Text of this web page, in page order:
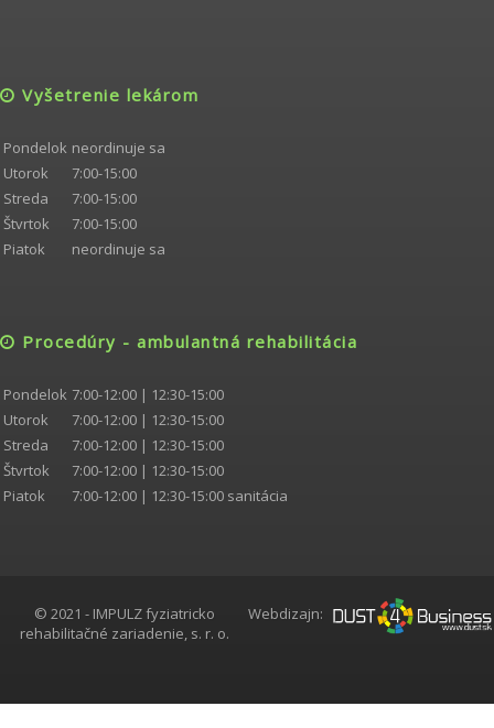
Vyšetrenie lekárom
Pondelok neordinuje sa
Utorok
7:00-15:00
Streda
7:00-15:00
Štvrtok
7:00-15:00
Piatok
neordinuje sa
Procedúry - ambulantná rehabilitácia
Pondelok 7:00-12:00 | 12:30-15:00
Utorok
7:00-12:00 | 12:30-15:00
Streda
7:00-12:00 | 12:30-15:00
Štvrtok
7:00-12:00 | 12:30-15:00
Piatok
7:00-12:00 | 12:30-15:00 sanitácia
Webdizajn:
© 2021 - IMPULZ fyziatricko
rehabilitačné zariadenie, s. r. o.